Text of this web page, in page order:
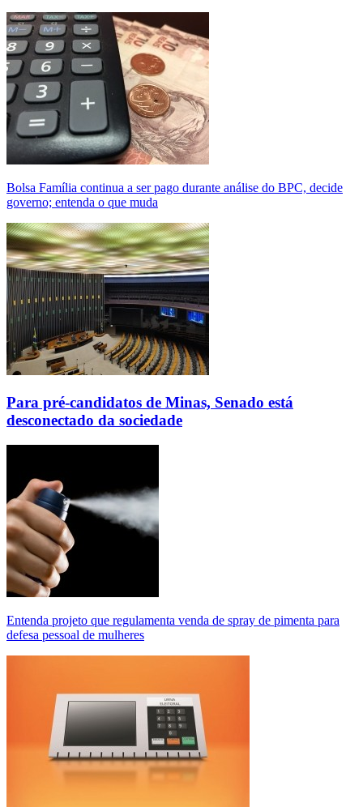
Bolsa Família continua a ser pago durante análise do BPC, decide
governo; entenda o que muda
Para pré-candidatos de Minas, Senado está
desconectado da sociedade
Entenda projeto que regulamenta venda de spray de pimenta para
defesa pessoal de mulheres